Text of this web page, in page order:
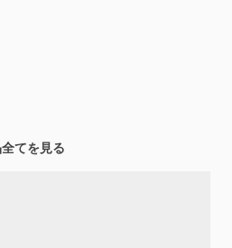
全てを見る